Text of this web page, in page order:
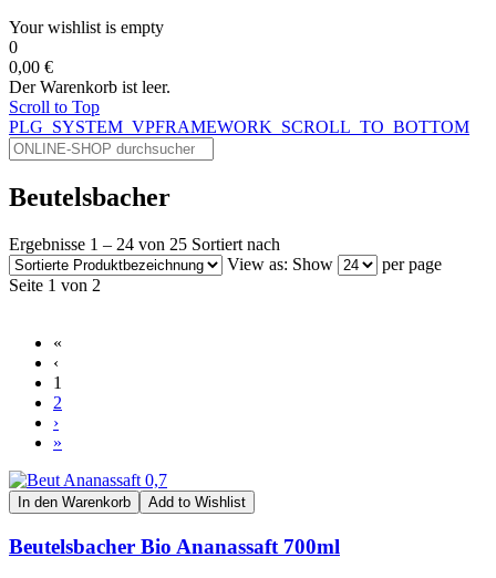
Your wishlist is empty
0
0,00 €
Der Warenkorb ist leer.
Scroll to Top
PLG_SYSTEM_VPFRAMEWORK_SCROLL_TO_BOTTOM
Beutelsbacher
Ergebnisse 1 – 24 von 25 Sortiert nach
View as: Show
per page
Seite 1 von 2
«
‹
1
2
›
»
In den Warenkorb Add to Wishlist
Beutelsbacher Bio Ananassaft 700ml